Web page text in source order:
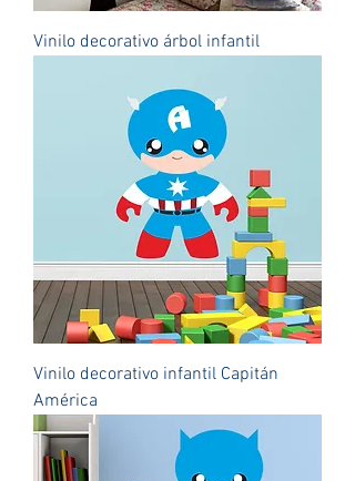
Vinilo decorativo árbol infantil
Vinilo decorativo infantil Capitán
América